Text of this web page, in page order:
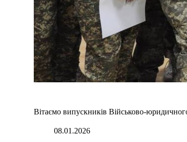
Вітаємо випускників Військово-
08.01.2026